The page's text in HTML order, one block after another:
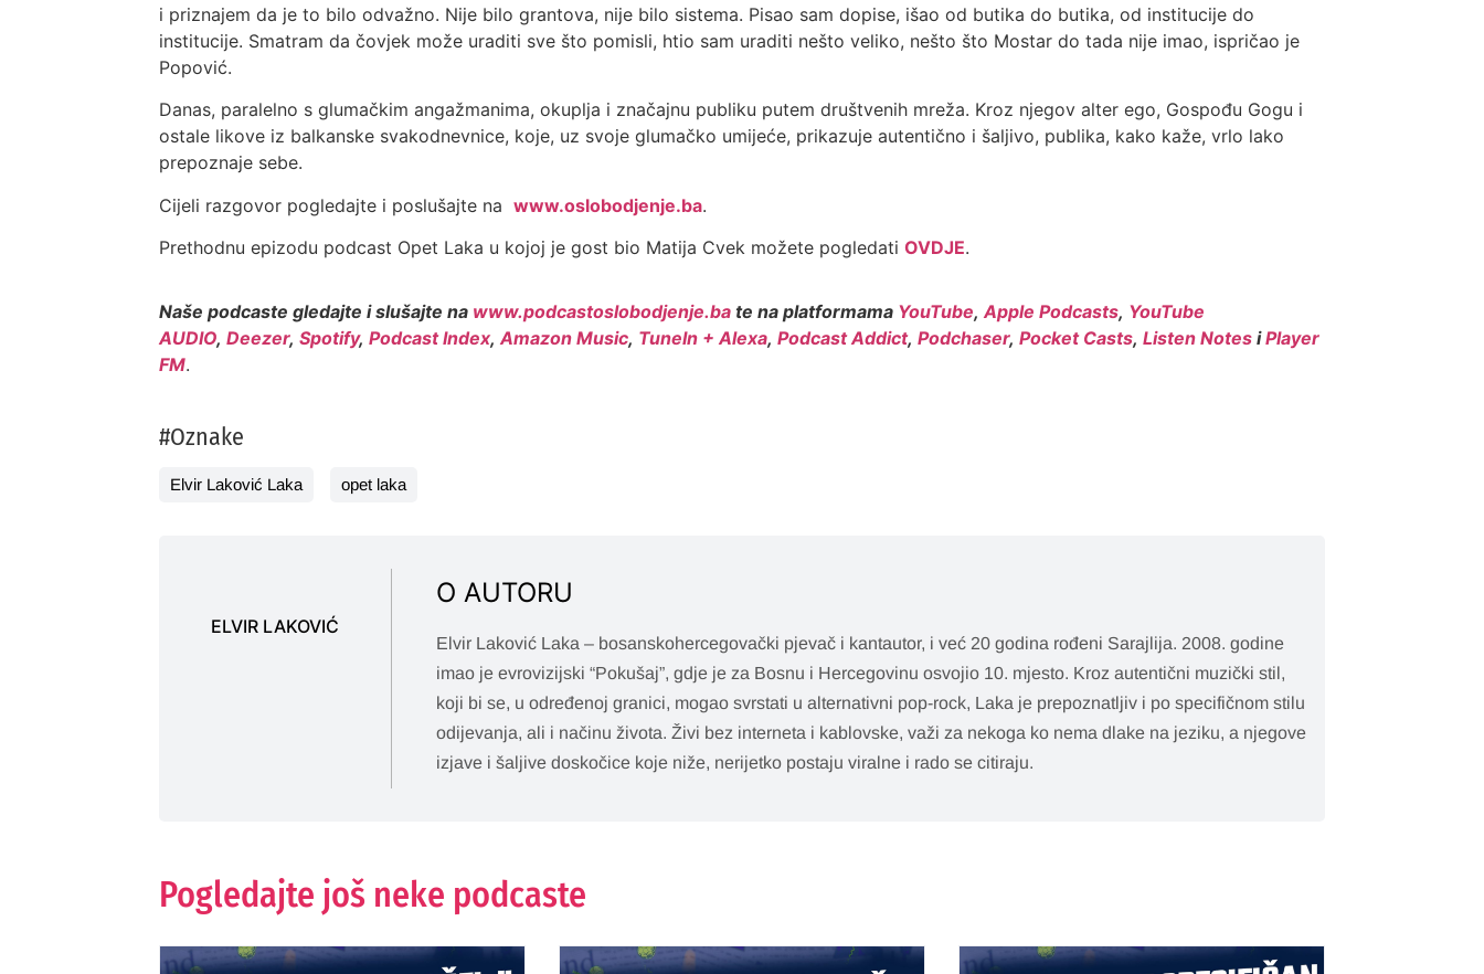
i priznajem da je to bilo odvažno. Nije bilo grantova, nije bilo sistema. Pisao sam dopise, išao od butika do butika, od institucije do
institucije. Smatram da čovjek može uraditi sve što pomisli, htio sam uraditi nešto veliko, nešto što Mostar do tada nije imao, ispričao je
Popović.
Danas, paralelno s glumačkim angažmanima, okuplja i značajnu publiku putem društvenih mreža. Kroz njegov alter ego, Gospođu Gogu i
ostale likove iz balkanske svakodnevnice, koje, uz svoje glumačko umijeće, prikazuje autentično i šaljivo, publika, kako kaže, vrlo lako
prepoznaje sebe.
Cijeli razgovor pogledajte i poslušajte nawww.oslobodjenje.ba.
Prethodnu epizodu podcast Opet Laka u kojoj je gost bio Matija Cvek možete pogledatiOVDJE.
Naše podcaste gledajte i slušajte na www.podcastoslobodjenje.bate na platformama YouTube,Apple Podcasts, YouTube
AUDIO,Deezer,Spotify,Podcast Index,Amazon Music, TuneIn + Alexa,Podcast Addict,Podchaser,Pocket Casts,Listen Notes iPlayer
FM.
#Oznake
Elvir Laković Laka opet laka
ELVIR LAKOVIĆ
O AUTORU
Elvir Laković Laka – bosanskohercegovački pjevač i kantautor, i već 20 godina rođeni Sarajlija. 2008. godine
imao je evrovizijski “Pokušaj”, gdje je za Bosnu i Hercegovinu osvojio 10. mjesto. Kroz autentični muzički stil,
koji bi se, u određenoj granici, mogao svrstati u alternativni pop-rock, Laka je prepoznatljiv i po specifičnom stilu
odijevanja, ali i načinu života. Živi bez interneta i kablovske, važi za nekoga ko nema dlake na jeziku, a njegove
izjave i šaljive doskočice koje niže, nerijetko postaju viralne i rado se citiraju.
Pogledajte još neke podcaste